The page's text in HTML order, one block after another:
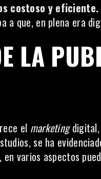
costoso y eficiente.
a que, en plena era
LA
el marketingdigital,
se ha
varios aspectos